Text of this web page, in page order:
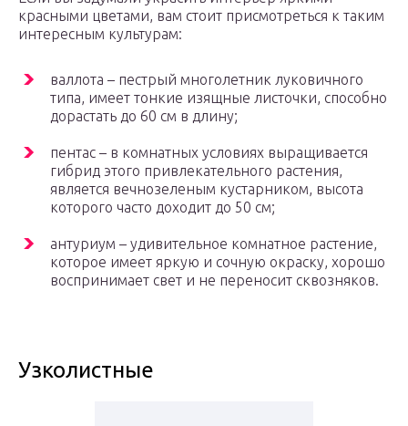
красными цветами, вам стоит присмотреться к таким
интересным культурам:
валлота – пестрый многолетник луковичного
типа, имеет тонкие изящные листочки, способно
дорастать до 60 см в длину;
пентас – в комнатных условиях выращивается
гибрид этого привлекательного растения,
является вечнозеленым кустарником, высота
которого часто доходит до 50 см;
антуриум – удивительное комнатное растение,
которое имеет яркую и сочную окраску, хорошо
воспринимает свет и не переносит сквозняков.
Узколистные